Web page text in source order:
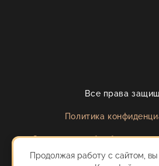
Все права
Политика
Согласие на обработку
Сделано с любовью в
Продолжая работу с сайтом, вы